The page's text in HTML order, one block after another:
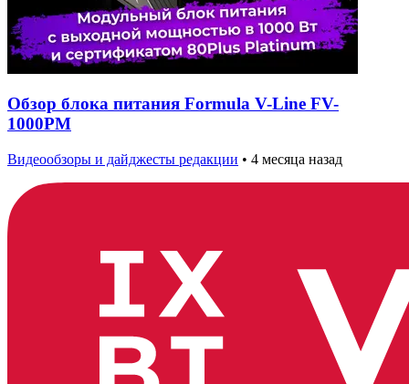
Обзор блока питания Formula V-Line FV-
1000PM
Видеообзоры и дайджесты редакции • 4 месяца назад